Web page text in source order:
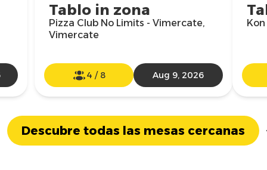
Tablo in zona
Pizza Club No Limits - Vimercate,
Vimercate
4 / 8 Aug 9, 2026
Descubre todas las mesas cercanas